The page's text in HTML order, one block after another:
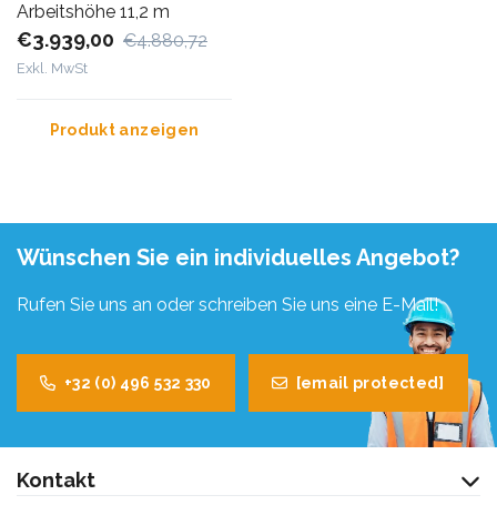
Arbeitshöhe 11,2 m
€3.939,00 €4.880,72
Exkl. MwSt
Produkt anzeigen
Wünschen Sie ein individuelles Angebot?
Rufen Sie uns an oder schreiben Sie uns eine E-Mail!
+32 (0) 496 532 330 [email protected]
Kontakt